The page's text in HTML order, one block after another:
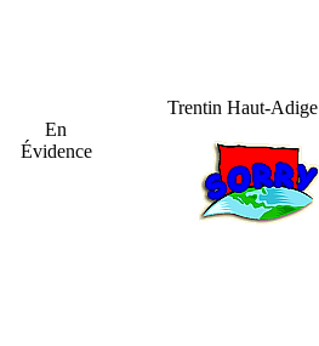
En
Évidence
Trentin Haut-Adige